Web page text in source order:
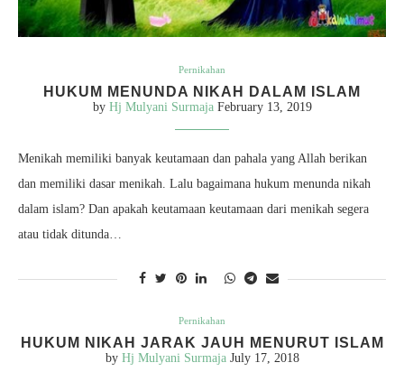
Pernikahan
HUKUM MENUNDA NIKAH DALAM ISLAM
by Hj Mulyani Surmaja February 13, 2019
Menikah memiliki banyak keutamaan dan pahala yang Allah berikan
dan memiliki dasar menikah. Lalu bagaimana hukum menunda nikah
dalam islam? Dan apakah keutamaan keutamaan dari menikah segera
atau tidak ditunda…
Pernikahan
HUKUM NIKAH JARAK JAUH MENURUT ISLAM
by Hj Mulyani Surmaja July 17, 2018